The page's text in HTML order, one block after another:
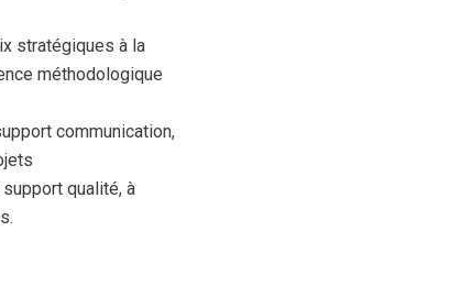
stratégiques à la
méthodologique
communication,
qualité, à